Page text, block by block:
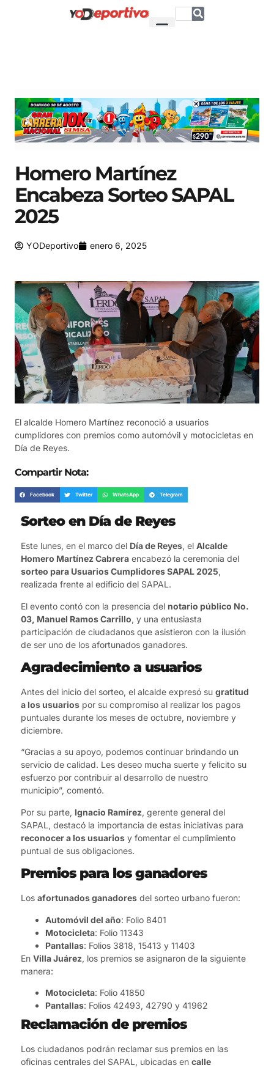
Homero Martínez
Encabeza Sorteo SAPAL
2025
YODeportivo enero 6, 2025
El alcalde Homero Martínez reconoció a usuarios
cumplidores con premios como automóvil y motocicletas en
Día de Reyes.
Compartir Nota:
Facebook Twitter WhatsApp Telegram
Sorteo en Día de Reyes
Este lunes, en el marco del Día de Reyes, el Alcalde
Homero Martínez Cabrera encabezó la ceremonia del
sorteo para Usuarios Cumplidores SAPAL 2025,
realizada frente al edificio del SAPAL.
El evento contó con la presencia del notario público No.
03, Manuel Ramos Carrillo, y una entusiasta
participación de ciudadanos que asistieron con la ilusión
de ser uno de los afortunados ganadores.
Agradecimiento a usuarios
Antes del inicio del sorteo, el alcalde expresó su gratitud
a los usuarios por su compromiso al realizar los pagos
puntuales durante los meses de octubre, noviembre y
diciembre.
“Gracias a su apoyo, podemos continuar brindando un
servicio de calidad. Les deseo mucha suerte y felicito su
esfuerzo por contribuir al desarrollo de nuestro
municipio”, comentó.
Por su parte, Ignacio Ramírez, gerente general del
SAPAL, destacó la importancia de estas iniciativas para
reconocer a los usuarios y fomentar el cumplimiento
puntual de sus obligaciones.
Premios para los ganadores
Los afortunados ganadores del sorteo urbano fueron:
Automóvil del año: Folio 8401
Motocicleta: Folio 11343
Pantallas: Folios 3818, 15413 y 11403
En Villa Juárez, los premios se asignaron de la siguiente
manera:
Motocicleta: Folio 41850
Pantallas: Folios 42493, 42790 y 41962
Reclamación de premios
Los ciudadanos podrán reclamar sus premios en las
oficinas centrales del SAPAL, ubicadas en calle